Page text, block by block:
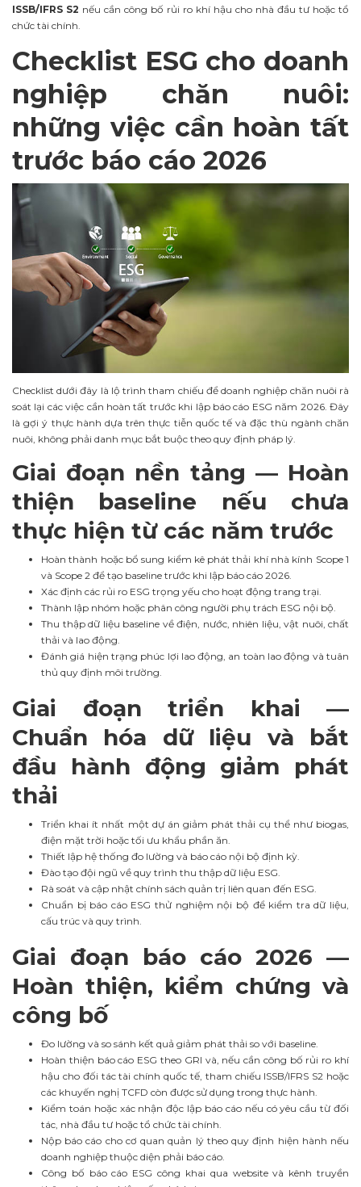
ISSB/IFRS S2 nếu cần công bố rủi ro khí hậu cho nhà đầu tư hoặc tổ
chức tài chính.
Checklist ESG cho doanh
nghiệp chăn nuôi:
những việc cần hoàn tất
trước báo cáo 2026
Checklist dưới đây là lộ trình tham chiếu để doanh nghiệp chăn nuôi rà
soát lại các việc cần hoàn tất trước khi lập báo cáo ESG năm 2026. Đây
là gợi ý thực hành dựa trên thực tiễn quốc tế và đặc thù ngành chăn
nuôi, không phải danh mục bắt buộc theo quy định pháp lý.
Giai đoạn nền tảng — Hoàn
thiện baseline nếu chưa
thực hiện từ các năm trước
Hoàn thành hoặc bổ sung kiểm kê phát thải khí nhà kính Scope 1
và Scope 2 để tạo baseline trước khi lập báo cáo 2026.
Xác định các rủi ro ESG trọng yếu cho hoạt động trang trại.
Thành lập nhóm hoặc phân công người phụ trách ESG nội bộ.
Thu thập dữ liệu baseline về điện, nước, nhiên liệu, vật nuôi, chất
thải và lao động.
Đánh giá hiện trạng phúc lợi lao động, an toàn lao động và tuân
thủ quy định môi trường.
Giai đoạn triển khai —
Chuẩn hóa dữ liệu và bắt
đầu hành động giảm phát
thải
Triển khai ít nhất một dự án giảm phát thải cụ thể như biogas,
điện mặt trời hoặc tối ưu khẩu phần ăn.
Thiết lập hệ thống đo lường và báo cáo nội bộ định kỳ.
Đào tạo đội ngũ về quy trình thu thập dữ liệu ESG.
Rà soát và cập nhật chính sách quản trị liên quan đến ESG.
Chuẩn bị báo cáo ESG thử nghiệm nội bộ để kiểm tra dữ liệu,
cấu trúc và quy trình.
Giai đoạn báo cáo 2026 —
Hoàn thiện, kiểm chứng và
công bố
Đo lường và so sánh kết quả giảm phát thải so với baseline.
Hoàn thiện báo cáo ESG theo GRI và, nếu cần công bố rủi ro khí
hậu cho đối tác tài chính quốc tế, tham chiếu ISSB/IFRS S2 hoặc
các khuyến nghị TCFD còn được sử dụng trong thực hành.
Kiểm toán hoặc xác nhận độc lập báo cáo nếu có yêu cầu từ đối
tác, nhà đầu tư hoặc tổ chức tài chính.
Nộp báo cáo cho cơ quan quản lý theo quy định hiện hành nếu
doanh nghiệp thuộc diện phải báo cáo.
Công bố báo cáo ESG công khai qua website và kênh truyền